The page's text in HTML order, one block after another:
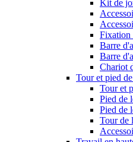
Kit de
Fixation
Barre
Barre
Chariot
Tour et pied
Tour et
Pied de
Pied de
Tour de